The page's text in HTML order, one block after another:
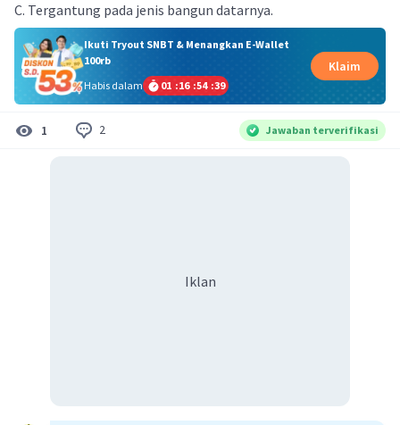
C. Tergantung pada jenis bangun datarnya.
Ikuti Tryout SNBT & Menangkan E-Wallet
100rb
Habis dalam
01 :16 :54 :38
Klaim
1 2 Jawaban terverifikasi
Iklan